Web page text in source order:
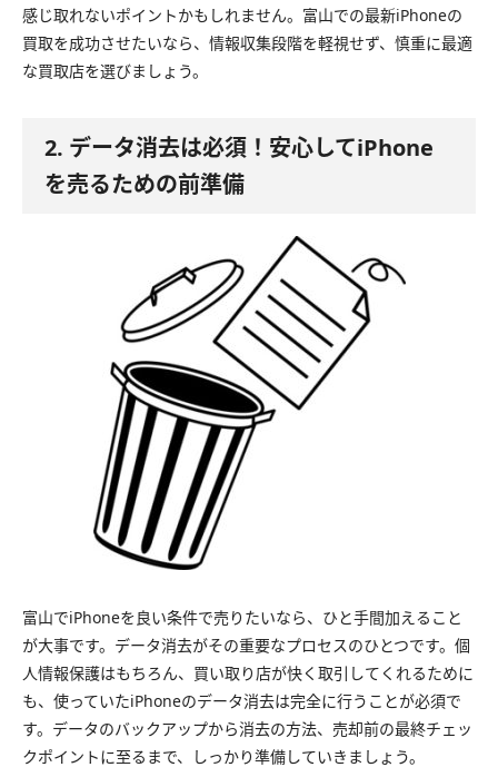
感じ取れないポイントかもしれません。富山での最新iPhoneの
買取を成功させたいなら、情報収集段階を軽視せず、慎重に最適
な買取店を選びましょう。
2. データ消去は必須！安心してiPhone
を売るための前準備
富山でiPhoneを良い条件で売りたいなら、ひと手間加えること
が大事です。データ消去がその重要なプロセスのひとつです。個
人情報保護はもちろん、買い取り店が快く取引してくれるために
も、使っていたiPhoneのデータ消去は完全に行うことが必須で
す。データのバックアップから消去の方法、売却前の最終チェッ
クポイントに至るまで、しっかり準備していきましょう。